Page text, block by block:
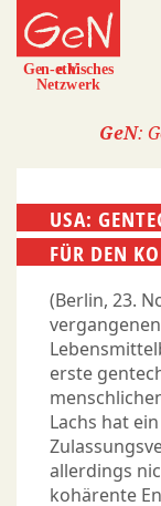
Direkt
zum
Inhalt
GeN:
USA:
FÜR DEN
(Berlin, 23.
erste
Lachs hat
allerdings
kohärente